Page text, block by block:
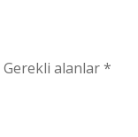
Gerekli alanlar*